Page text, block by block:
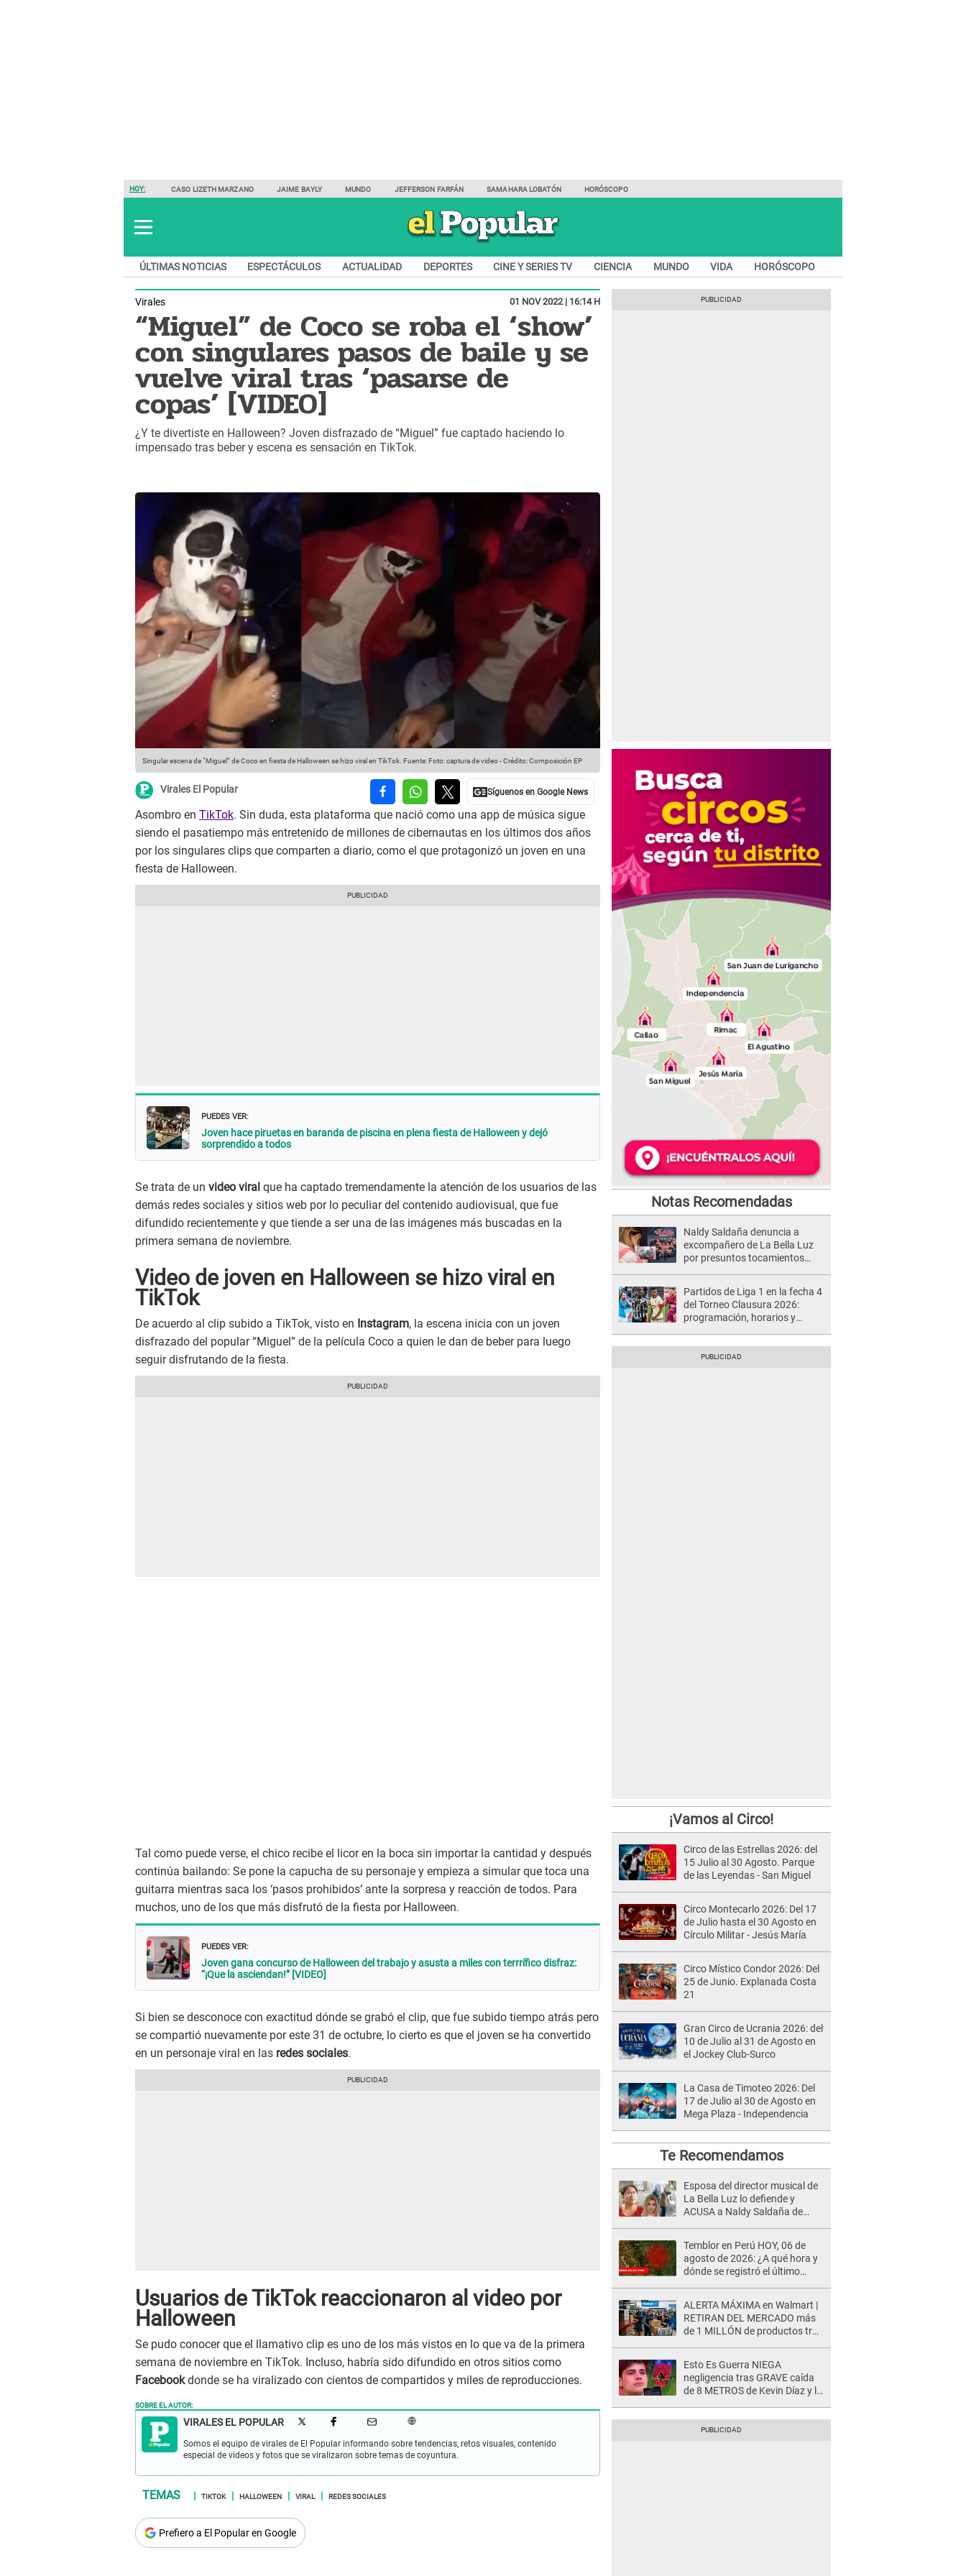
HOY: CASO LIZETH MARZANO JAIME BAYLY MUNDO JEFFERSON FARFÁN SAMAHARA LOBATÓN HORÓSCOPO
ÚLTIMAS NOTICIAS ESPECTÁCULOS ACTUALIDAD DEPORTES CINE Y SERIES TV CIENCIA MUNDO VIDA HORÓSCOPO
Virales 01 NOV 2022 | 16:14 H
“Miguel” de Coco se roba el ‘show’
con singulares pasos de baile y se
vuelve viral tras ‘pasarse de
copas’ [VIDEO]
¿Y te divertiste en Halloween? Joven disfrazado de “Miguel” fue captado haciendo lo
impensado tras beber y escena es sensación en TikTok.
Singular escena de “Miguel” de Coco en fiesta de Halloween se hizo viral en TikTok. Fuente: Foto: captura de video-Crédito: Composición EP
Virales El Popular
Asombro en TikTok. Sin duda, esta plataforma que nació como una app de música sigue
siendo el pasatiempo más entretenido de millones de cibernautas en los últimos dos años
por los singulares clips que comparten a diario, como el que protagonizó un joven en una
fiesta de Halloween.
PUEDES VER:
Joven hace piruetas en baranda de piscina en plena fiesta de Halloween y dejó
sorprendido a todos
Se trata de un video viral que ha captado tremendamente la atención de los usuarios de las
demás redes sociales y sitios web por lo peculiar del contenido audiovisual, que fue
difundido recientemente y que tiende a ser una de las imágenes más buscadas en la
primera semana de noviembre.
Video de joven en Halloween se hizo viral en
TikTok
De acuerdo al clip subido a TikTok, visto en Instagram, la escena inicia con un joven
disfrazado del popular “Miguel” de la película Coco a quien le dan de beber para luego
seguir disfrutando de la fiesta.
Tal como puede verse, el chico recibe el licor en la boca sin importar la cantidad y después
continúa bailando: Se pone la capucha de su personaje y empieza a simular que toca una
guitarra mientras saca los ‘pasos prohibidos’ ante la sorpresa y reacción de todos. Para
muchos, uno de los que más disfrutó de la fiesta por Halloween.
PUEDES VER:
Joven gana concurso de Halloween del trabajo y asusta a miles con terrrífico disfraz:
“¡Que la asciendan!” [VIDEO]
Si bien se desconoce con exactitud dónde se grabó el clip, que fue subido tiempo atrás pero
se compartió nuevamente por este 31 de octubre, lo cierto es que el joven se ha convertido
en un personaje viral en las redes sociales.
Usuarios de TikTok reaccionaron al video por
Halloween
Se pudo conocer que el llamativo clip es uno de los más vistos en lo que va de la primera
semana de noviembre en TikTok. Incluso, habría sido difundido en otros sitios como
Facebookdonde se ha viralizado con cientos de compartidos y miles de reproducciones.
SOBRE EL AUTOR:
VIRALES EL POPULAR
Somos el equipo de virales de El Popular informando sobre tendencias, retos visuales, contenido
especial de videos y fotos que se viralizaron sobre temas de coyuntura.
TIKTOK HALLOWEEN VIRAL REDES SOCIALES
Prefiero a El Popular en Google
Notas Recomendadas
Naldy Saldaña denuncia a
excompañero de La Bella Luz
por presuntos tocamientos
Partidos de Liga 1 en la fecha 4
del Torneo Clausura 2026:
programación, horarios y
¡Vamos al Circo!
Circo de las Estrellas 2026: del
15 Julio al 30 Agosto. Parque
de las Leyendas - San Miguel
Circo Montecarlo 2026: Del 17
de Julio hasta el 30 Agosto en
Círculo Militar - Jesús María
Circo Místico Condor 2026: Del
25 de Junio. Explanada Costa
21
Gran Circo de Ucrania 2026: del
10 de Julio al 31 de Agosto en
el Jockey Club-Surco
La Casa de Timoteo 2026: Del
17 de Julio al 30 de Agosto en
Mega Plaza - Independencia
Te Recomendamos
Esposa del director musical de
La Bella Luz lo defiende y
ACUSA a Naldy Saldaña de
Temblor en Perú HOY, 06 de
agosto de 2026: ¿A qué hora y
dónde se registró el último
ALERTA MÁXIMA en Walmart |
RETIRAN DEL MERCADO más
de 1 MILLÓN de productos tras
Esto Es Guerra NIEGA
negligencia tras GRAVE caída
de 8 METROS de Kevin Díaz y lo